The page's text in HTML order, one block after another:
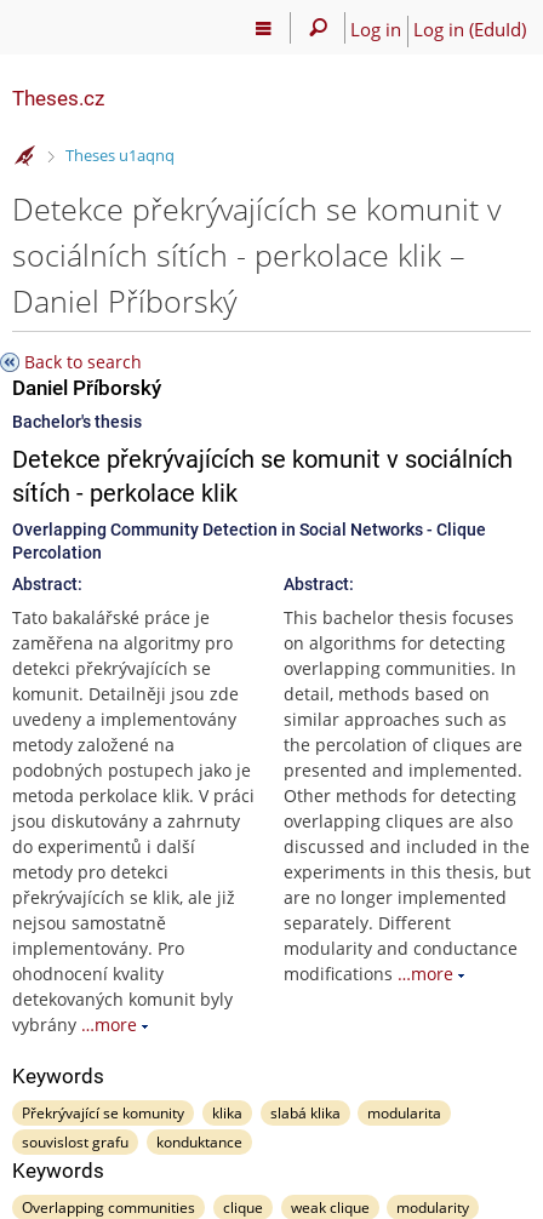
Log in Log in (EduId)
Theses.cz
>
Theses u1aqnq
Detekce překrývajících se komunit v
sociálních sítích - perkolace klik –
Daniel Příborský
Back to search
Daniel Příborský
Bachelor's thesis
Detekce překrývajících se komunit v sociálních
sítích - perkolace klik
Overlapping Community Detection in Social Networks - Clique
Percolation
Abstract:
Tato bakalářské práce je
zaměřena na algoritmy pro
detekci překrývajících se
komunit. Detailněji jsou zde
uvedeny a implementovány
metody založené na
podobných postupech jako je
metoda perkolace klik. V práci
jsou diskutovány a zahrnuty
do experimentů i další
metody pro detekci
překrývajících se klik, ale již
nejsou samostatně
implementovány. Pro
ohodnocení kvality
detekovaných komunit byly
vybrány …more
Abstract:
This bachelor thesis focuses
on algorithms for detecting
overlapping communities. In
detail, methods based on
similar approaches such as
the percolation of cliques are
presented and implemented.
Other methods for detecting
overlapping cliques are also
discussed and included in the
experiments in this thesis, but
are no longer implemented
separately. Different
modularity and conductance
modifications …more
Keywords
Překrývající se komunity klika slabá klika
modularita
souvislost grafu
konduktance
Keywords
Overlapping communities clique weak clique
modularity